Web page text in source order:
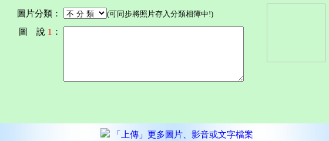
圖片分類： (可同步將照片存入分類相簿中!)
圖 說 1 ：
「上傳」更多圖片、影音或文字檔案